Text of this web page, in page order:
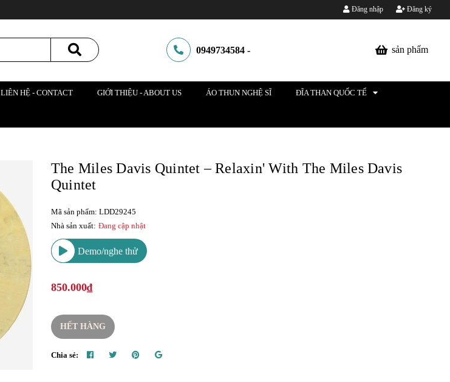
Đăng nhập Đăng ký
0949734584 - sản phẩm
LIÊN HỆ - CONTACT GIỚI THIỆU - ABOUT US ÁO THUN NGHỆ SĨ ĐĨA THAN QUỐC TẾ
The Miles Davis Quintet ‎– Relaxin' With The Miles Davis
Quintet
Mã sản phẩm: LDD29245
Nhà sản xuất: Đang cập nhật
Demo/nghe thử
850.000₫
HẾT HÀNG
Chia sẻ: